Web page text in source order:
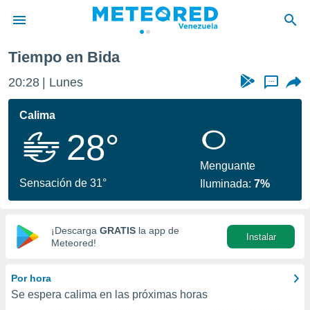
de
ha
calidad.
a este
las
y
digital
basada
Tiempo en Bida
20:28 Lunes ...
Calima
28°
Sensación de 31°
Menguante
Iluminada:7%
¡Descarga GRATIS la app de
Meteored!
Instalar
Por hora
Se espera calima en las próximas horas